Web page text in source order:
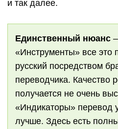
и так далее.
Единственный нюанс
«Инструменты» все это
русский посредством
переводчика. Качество
получается не очень
«Индикаторы» перевод
лучше. Здесь есть